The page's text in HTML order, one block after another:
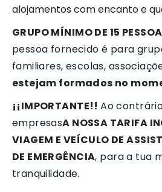
alojamentos com encanto e
GRUPO MÍNIMO DE 15
pessoa fornecido é para
familiares, escolas,
estejam formados no
¡¡IMPORTANTE!!Ao
empresasA NOSSA TARIFA
VIAGEM E VEÍCULO DE
DE EMERGÊNCIA, para a tua
tranquilidade.